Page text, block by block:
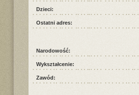
Dzieci:
Ostatni adres:
Narodowość:
Wykształcenie:
Zawód: